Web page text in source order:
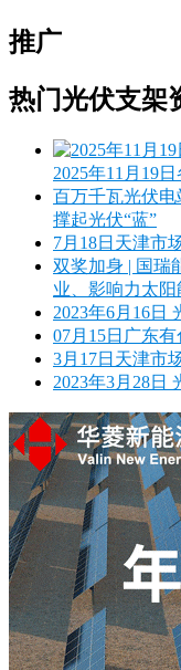
推广
热门光伏支架
2025年11月19
百万千瓦光伏
撑起光伏“蓝”
7月18日天津市
双奖加身 | 国瑞
业、影响力太
2023年6月16日
07月15日广东
3月17日天津市
2023年3月28日